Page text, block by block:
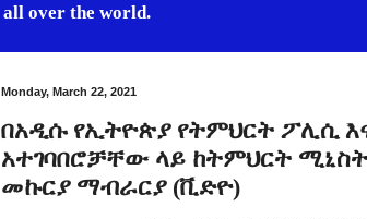
all over the world.
Monday, March 22, 2021
በአዲሱ የኢትዮጵያ የትምህርት ፖሊሲ
አተገባበሮቻቸው ላይ ከትምህርት
መኩርያ ማብራርያ (ቪድዮ)